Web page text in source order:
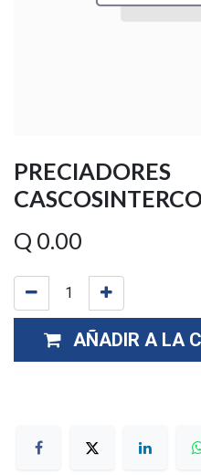
PRECIADORES
Q 0.00
AÑADIR A LA